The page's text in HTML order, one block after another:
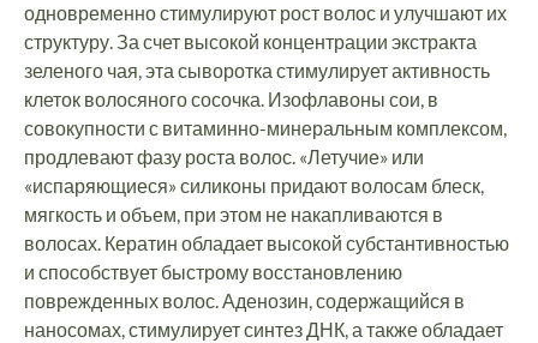
одновременно стимулируют рост волос и улучшают их
структуру. За счет высокой концентрации экстракта
зеленого чая, эта сыворотка стимулирует активность
клеток волосяного сосочка. Изофлавоны сои, в
совокупности с витаминно-минеральным комплексом,
продлевают фазу роста волос. «Летучие» или
«испаряющиеся» силиконы придают волосам блеск,
мягкость и объем, при этом не накапливаются в
волосах. Кератин обладает высокой субстантивностью
и способствует быстрому восстановлению
поврежденных волос. Аденозин, содержащийся в
наносомах, стимулирует синтез ДНК, а также обладает